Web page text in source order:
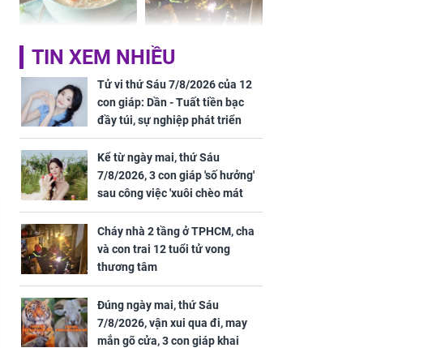
Giá trị sức khỏe và
cách sử dụng đúng
của loại hạt bình dân
Cháy nhà 2 tầng ở
TPHCM, cha và con
trai 12 tuổi tử vong
thương tâm
Chân dung nam diễn
ứng ngược khi than
nghèo
TIN XEM NHIỀU
Tử vi thứ Sáu 7/8/2026 của 12
con giáp: Dần - Tuất tiền bạc
đầy túi, sự nghiệp phát triển
hưng thịnh, Mão - Thân tài lộc
ảm đạm, mọi sự khó thành công
mỹ mãn
Kể từ ngày mai, thứ Sáu
7/8/2026, 3 con giáp 'số hưởng'
sau công việc 'xuôi chèo mát
mái', tiền tài 'thu về như nước',
tình duyên viên mãn
Cháy nhà 2 tầng ở TPHCM, cha
và con trai 12 tuổi tử vong
thương tâm
Đúng ngày mai, thứ Sáu
7/8/2026, vận xui qua đi, may
mắn gõ cửa, 3 con giáp khai